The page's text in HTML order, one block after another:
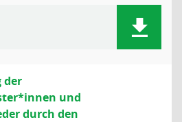
der
und
durch den